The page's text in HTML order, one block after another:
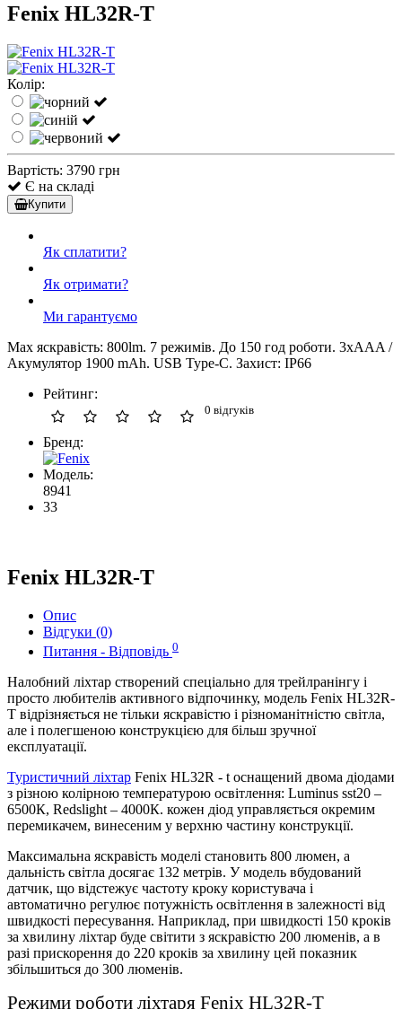
Fenix HL32R-T
Колір:
Вартість: 3790 грн
Є на складі
Купити
Як сплатити?
Як отримати?
Ми гарантуємо
Max яскравість: 800lm. 7 режимів. До 150 год роботи. 3xAAA /
Акумулятор 1900 mAh. USB Type-C. Захист: IP66
Рейтинг:
0 відгуків
Бренд:
Модель:
8941
33
Fenix HL32R-T
Опис
Відгуки (0)
Питання - Відповідь 0
Налобний ліхтар створений спеціально для трейлранінгу і
просто любителів активного відпочинку, модель Fenix HL32R-
T відрізняється не тільки яскравістю і різноманітністю світла,
але і полегшеною конструкцією для більш зручної
експлуатації.
Туристичний ліхтар Fenix HL32R - t оснащений двома діодами
з різною колірною температурою освітлення: Luminus sst20 –
6500К, Redslight – 4000К. кожен діод управляється окремим
перемикачем, винесеним у верхню частину конструкції.
Максимальна яскравість моделі становить 800 люмен, а
дальність світла досягає 132 метрів. У модель вбудований
датчик, що відстежує частоту кроку користувача і
автоматично регулює потужність освітлення в залежності від
швидкості пересування. Наприклад, при швидкості 150 кроків
за хвилину ліхтар буде світити з яскравістю 200 люменів, а в
разі прискорення до 220 кроків за хвилину цей показник
збільшиться до 300 люменів.
Режими роботи ліхтаря Fenix HL32R-T